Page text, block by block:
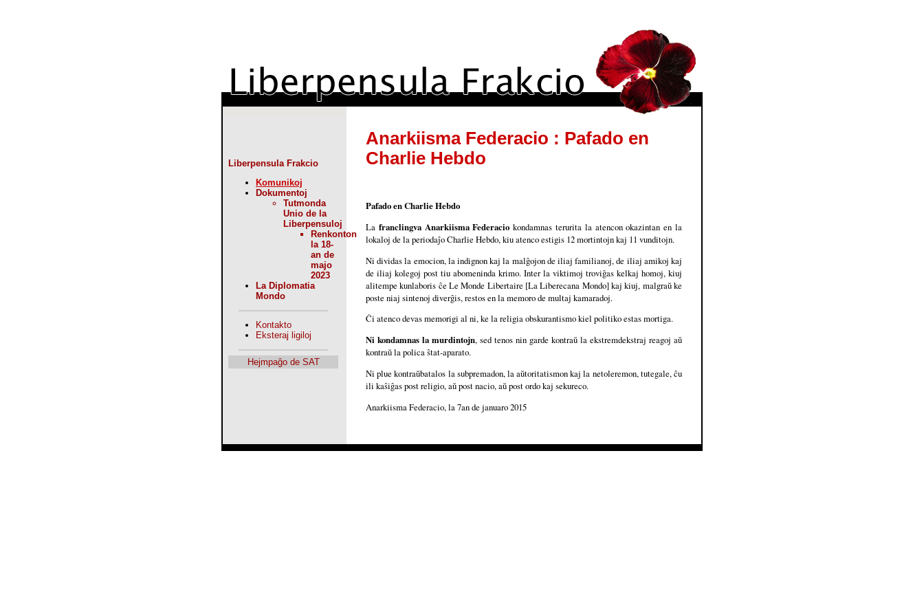
Liberpensula Frakcio
Komunikoj
Dokumentoj
Tutmonda
Unio de la
Liberpensuloj
Renkonton
la 18-
an de
majo
2023
La Diplomatia
Mondo
Kontakto
Eksteraj ligiloj
Hejmpaĝo de SAT
Anarkiisma Federacio : Pafado en
Charlie Hebdo
Pafado en Charlie Hebdo
La franclingva Anarkiisma Federacio kondamnas terurita la atencon okazintan en la
lokaloj de la periodaĵo Charlie Hebdo, kiu atenco estigis 12 mortintojn kaj 11 vunditojn.
Ni dividas la emocion, la indignon kaj la malĝojon de iliaj familianoj, de iliaj amikoj kaj
de iliaj kolegoj post tiu abomeninda krimo. Inter la viktimoj troviĝas kelkaj homoj, kiuj
alitempe kunlaboris ĉe Le Monde Libertaire [La Liberecana Mondo] kaj kiuj, malgraŭ ke
poste niaj sintenoj diverĝis, restos en la memoro de multaj kamaradoj.
Ĉi atenco devas memorigi al ni, ke la religia obskurantismo kiel politiko estas mortiga.
Ni kondamnas la murdintojn, sed tenos nin garde kontraŭ la ekstremdekstraj reagoj aŭ
kontraŭ la polica ŝtat-aparato.
Ni plue kontraŭbatalos la subpremadon, la aŭtoritatismon kaj la netoleremon, tutegale, ĉu
ili kaŝiĝas post religio, aŭ post nacio, aŭ post ordo kaj sekureco.
Anarkiisma Federacio, la 7an de januaro 2015